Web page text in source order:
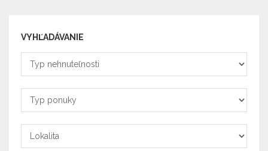
VYHĽADÁVANIE
Typ
nehnuteľnosti
Typ
ponuky
Lokalita